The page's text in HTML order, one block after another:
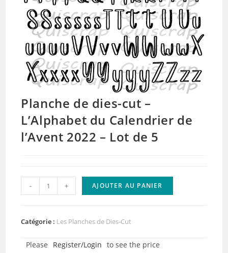
Planche de dies-cut –
L’Alphabet du Calendrier de
l’Avent 2022 – Lot de 5
quantité
de
de
cut
- + AJOUTER AU PANIER
Catégorie : Les Planches de Dies-Cut
Please Register/Login to see the price